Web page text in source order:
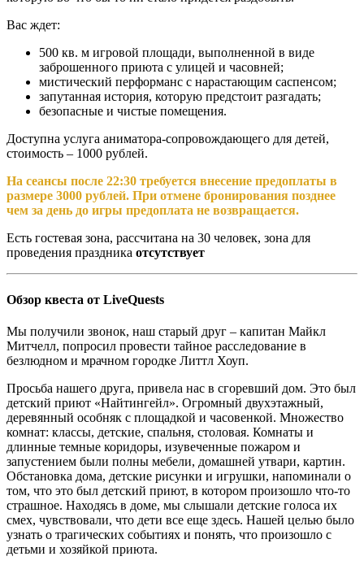
Вас ждет:
500 кв. м игровой площади, выполненной в виде
заброшенного приюта с улицей и часовней;
мистический перформанс с нарастающим саспенсом;
запутанная история, которую предстоит разгадать;
безопасные и чистые помещения.
Доступна услуга аниматора-сопровождающего для детей,
стоимость – 1000 рублей.
На сеансы после 22:30 требуется внесение предоплаты в
размере 3000 рублей. При отмене бронирования позднее
чем за день до игры предоплата не возвращается.
Есть гостевая зона, рассчитана на 30 человек, зона для
проведения праздника отсутствует
Обзор квеста от LiveQuests
Мы получили звонок, наш старый друг – капитан Майкл
Митчелл, попросил провести тайное расследование в
безлюдном и мрачном городке Литтл Хоуп.
Просьба нашего друга, привела нас в сгоревший дом. Это был
детский приют «Найтингейл». Огромный двухэтажный,
деревянный особняк с площадкой и часовенкой. Множество
комнат: классы, детские, спальня, столовая. Комнаты и
длинные темные коридоры, изувеченные пожаром и
запустением были полны мебели, домашней утвари, картин.
Обстановка дома, детские рисунки и игрушки, напоминали о
том, что это был детский приют, в котором произошло что-то
страшное. Находясь в доме, мы слышали детские голоса их
смех, чувствовали, что дети все еще здесь. Нашей целью было
узнать о трагических событиях и понять, что произошло с
детьми и хозяйкой приюта.